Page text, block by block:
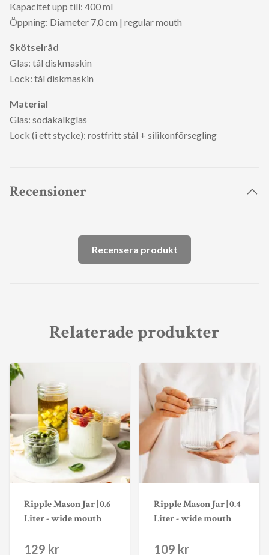
Kapacitet upp till: 400 ml
Öppning: Diameter 7,0 cm | regular mouth
Skötselråd
Glas: tål diskmaskin
Lock: tål diskmaskin
Material
Glas: sodakalkglas
Lock (i ett stycke): rostfritt stål + silikonförsegling
Recensioner
Recensera produkt
Relaterade produkter
Ripple Mason Jar | 0.6
Liter - wide mouth
129 kr
Ripple Mason Jar | 0.4
Liter - wide mouth
109 kr